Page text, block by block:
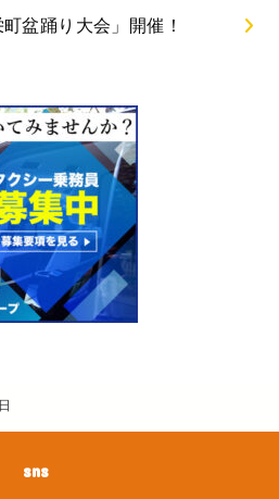
盆踊り大会」開催！
sns